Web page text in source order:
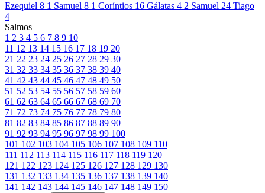
Ezequiel 8 1 Samuel 8 1 Coríntios 16 Gálatas 4 2 Samuel 24 Tiago
4
Salmos
1 2 3 4 5 6 7 8 9 10
11 12 13 14 15 16 17 18 19 20
21 22 23 24 25 26 27 28 29 30
31 32 33 34 35 36 37 38 39 40
41 42 43 44 45 46 47 48 49 50
51 52 53 54 55 56 57 58 59 60
61 62 63 64 65 66 67 68 69 70
71 72 73 74 75 76 77 78 79 80
81 82 83 84 85 86 87 88 89 90
91 92 93 94 95 96 97 98 99 100
101 102 103 104 105 106 107 108 109 110
111 112 113 114 115 116 117 118 119 120
121 122 123 124 125 126 127 128 129 130
131 132 133 134 135 136 137 138 139 140
141 142 143 144 145 146 147 148 149 150